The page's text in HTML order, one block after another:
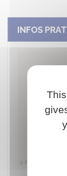
INFOS
© Plan-interactif ©